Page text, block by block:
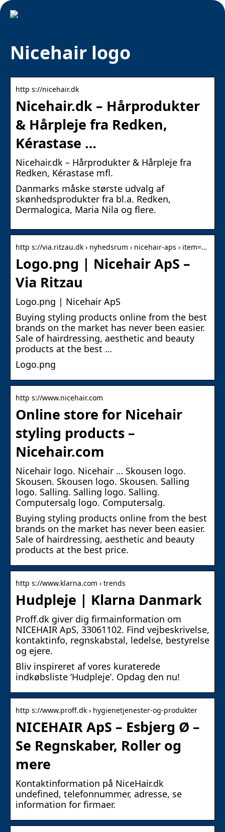
Nicehair logo
http s://nicehair.dk
Nicehair.dk – Hårprodukter
& Hårpleje fra Redken,
Kérastase …
Nicehair.dk – Hårprodukter & Hårpleje fra
Redken, Kérastase mfl.
Danmarks måske største udvalg af
skønhedsprodukter fra bl.a. Redken,
Dermalogica, Maria Nila og flere.
http s://via.ritzau.dk › nyhedsrum › nicehair-aps › item=…
Logo.png | Nicehair ApS –
Via Ritzau
Logo.png | Nicehair ApS
Buying styling products online from the best
brands on the market has never been easier.
Sale of hairdressing, aesthetic and beauty
products at the best …
Logo.png
http s://www.nicehair.com
Online store for Nicehair
styling products –
Nicehair.com
Nicehair logo. Nicehair … Skousen logo.
Skousen. Skousen logo. Skousen. Salling
logo. Salling. Salling logo. Salling.
Computersalg logo. Computersalg.
Buying styling products online from the best
brands on the market has never been easier.
Sale of hairdressing, aesthetic and beauty
products at the best price.
http s://www.klarna.com › trends
Hudpleje | Klarna Danmark
Proff.dk giver dig firmainformation om
NICEHAIR ApS, 33061102. Find vejbeskrivelse,
kontaktinfo, regnskabstal, ledelse, bestyrelse
og ejere.
Bliv inspireret af vores kuraterede
indkøbsliste ‘Hudpleje’. Opdag den nu!
http s://www.proff.dk › hygienetjenester-og-produkter
NICEHAIR ApS – Esbjerg Ø –
Se Regnskaber, Roller og
mere
Kontaktinformation på NiceHair.dk
undefined, telefonnummer, adresse, se
information for firmaer.